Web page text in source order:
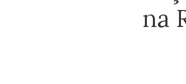
na